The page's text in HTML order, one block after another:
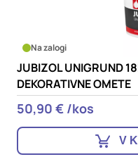
Na zalogi
JUBIZOL UNIGRUND
DEKORATIVNE OMETE
50,90 € /kos
V